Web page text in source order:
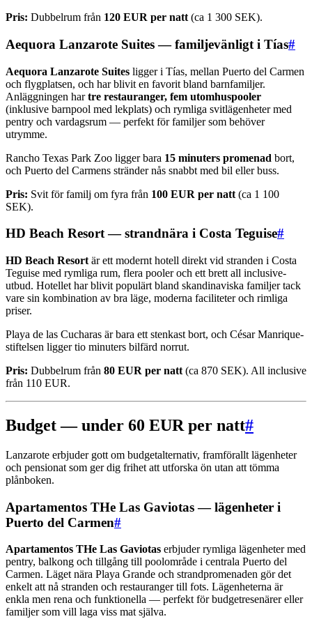
Pris: Dubbelrum från 120 EUR per natt (ca 1 300 SEK).
Aequora Lanzarote Suites — familjevänligt i Tías#
Aequora Lanzarote Suites ligger i Tías, mellan Puerto del Carmen
och flygplatsen, och har blivit en favorit bland barnfamiljer.
Anläggningen hartre restauranger, fem utomhuspooler
(inklusive barnpool med lekplats) och rymliga svitlägenheter med
pentry och vardagsrum — perfekt för familjer som behöver
utrymme.
Rancho Texas Park Zoo ligger bara 15 minuters promenad bort,
och Puerto del Carmens stränder nås snabbt med bil eller buss.
Pris: Svit för familj om fyra från 100 EUR per natt (ca 1 100
SEK).
HD Beach Resort — strandnära i Costa Teguise#
HD Beach Resort är ett modernt hotell direkt vid stranden i Costa
Teguise med rymliga rum, flera pooler och ett brett all inclusive-
utbud. Hotellet har blivit populärt bland skandinaviska familjer tack
vare sin kombination av bra läge, moderna faciliteter och rimliga
priser.
Playa de las Cucharas är bara ett stenkast bort, och César Manrique-
stiftelsen ligger tio minuters bilfärd norrut.
Pris: Dubbelrum från 80 EUR per natt (ca 870 SEK). All inclusive
från 110 EUR.
Budget — under 60 EUR per natt#
Lanzarote erbjuder gott om budgetalternativ, framförallt lägenheter
och pensionat som ger dig frihet att utforska ön utan att tömma
plånboken.
Apartamentos THe Las Gaviotas — lägenheter i
Puerto del Carmen#
Apartamentos THe Las Gaviotas erbjuder rymliga lägenheter med
pentry, balkong och tillgång till poolområde i centrala Puerto del
Carmen. Läget nära Playa Grande och strandpromenaden gör det
enkelt att nå stranden och restauranger till fots. Lägenheterna är
enkla men rena och funktionella — perfekt för budgetresenärer eller
familjer som vill laga viss mat själva.